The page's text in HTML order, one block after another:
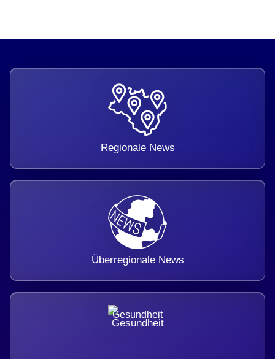
Regionale News
Überregionale News
Gesundheit